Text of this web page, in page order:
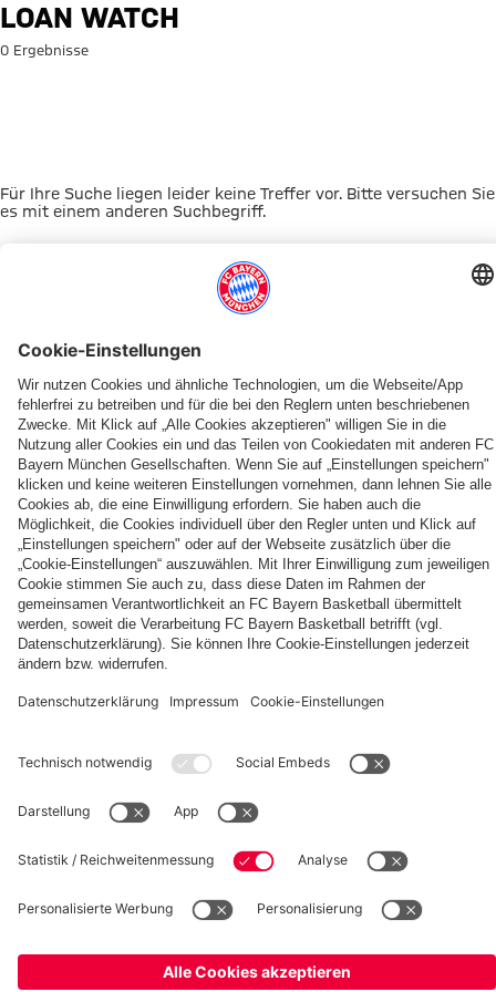
Suche: Loan Watch
LOAN WATCH
0 Ergebnisse
Für Ihre Suche liegen leider keine Treffer vor. Bitte versuchen Sie
es mit einem anderen Suchbegriff.
Zur Startseite
DAS KÖNNTE DICH INTERESSIEREN
UNSERE MASKOTTCHEN
Berni,
Mia
und
Ben
ALLIANZ ARENA
FC
Bayern
KIDS
CLUB-
Zone
EVENTANMELDUNG
KIDS
CLUB-
Fußballcamps
MYFCBAYERN
Entdecke
deinen
persönlichen
Fanbereich
Impressum
Datenschutz AGB Barrierefreiheit Hinweisgebersystem
Verträge hier kündigen Cookie Einstellungen